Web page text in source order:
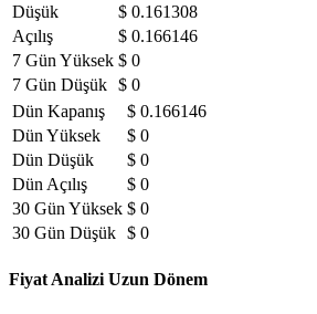
Düşük
$ 0.161308
Açılış
$ 0.166146
7 Gün Yüksek $ 0
7 Gün Düşük $ 0
Dün Kapanış
$ 0.166146
Dün Yüksek
$ 0
Dün Düşük
$ 0
Dün Açılış
$ 0
30 Gün Yüksek $ 0
30 Gün Düşük $ 0
Fiyat Analizi Uzun Dönem